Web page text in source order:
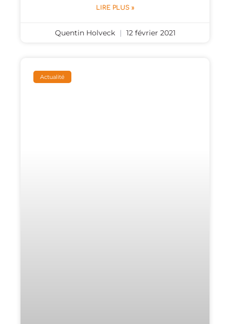
LIRE PLUS »
Quentin Holveck 12 février 2021
Actualité